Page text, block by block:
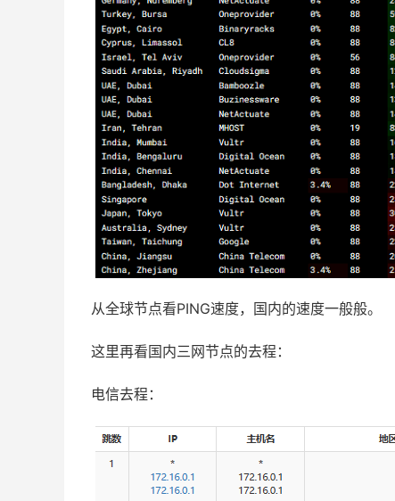
从全球节点看PING速度，国内的速度一般般。
这里再看国内三网节点的去程：
电信去程：